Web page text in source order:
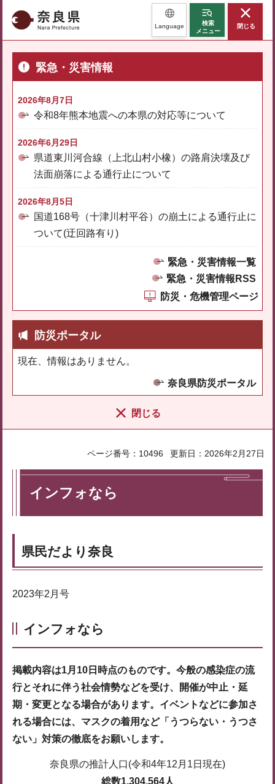
奈良県 Language
検索
メニュー
閉じる
緊急・災害情報
2026年8月7日
令和8年熊本地震への本県の対応等について
2026年6月29日
県道東川河合線（上北山村小橡）の路肩決壊及び
法面崩落による通行止について
2026年8月5日
国道168号（十津川村平谷）の崩土による通行止に
ついて(迂回路有り)
緊急・災害情報一覧
緊急・災害情報RSS
防災・危機管理ページ
防災ポータル
現在、情報はありません。
奈良県防災ポータル
閉じる
ページ番号：10496 更新日：2026年2月27日
インフォなら
県民だより奈良
2023年2月号
インフォなら
掲載内容は1月10日時点のものです。今般の感染症の流
行とそれに伴う社会情勢などを受け、開催が中止・延
期・変更となる場合があります。イベントなどに参加さ
れる場合には、マスクの着用など「うつらない・うつさ
ない」対策の徹底をお願いします。
奈良県の推計人口(令和4年12月1日現在)
総数1,304,564人